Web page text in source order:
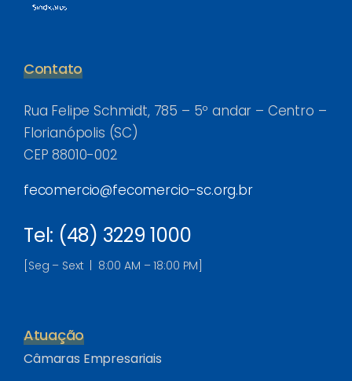
Contato
Rua Felipe Schmidt, 785 – 5º andar – Centro –
Florianópolis (SC)
CEP 88010-002
fecomercio@fecomercio-sc.org.br
Tel: (48) 3229 1000
[Seg – Sext | 8:00 AM – 18:00 PM]
Atuação
Câmaras Empresariais